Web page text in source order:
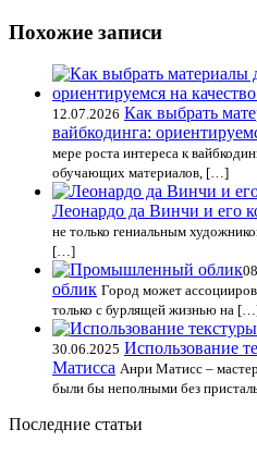
Похожие записи
12.07.2026 Как выбрать
вайбкодинга:
мере роста интереса к
обучающих материалов, […]
Леонардо да Винчи и его
не только гениальным
[…]
облик Город может
только с бурлящей жизнью на
30.06.2025 Использование
Матисса Анри Матисс –
были бы неполными без
Последние статьи